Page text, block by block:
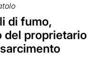
di fumo,
del proprietario